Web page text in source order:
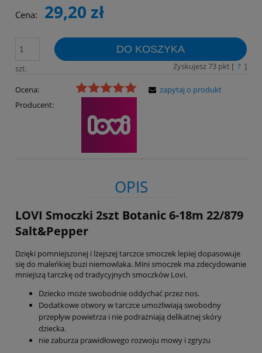
Cena: 29,20 zł
szt.
DO KOSZYKA
Zyskujesz73pkt [ ? ]
Ocena:
Producent:
zapytaj o produkt
OPIS
LOVI Smoczki 2szt Botanic 6-18m 22/879
Salt&Pepper
Dzięki pomniejszonej i lżejszej tarczce smoczek lepiej dopasowuje
się do maleńkiej buzi niemowlaka. Mini smoczek ma zdecydowanie
mniejszą tarczkę od tradycyjnych smoczków Lovi.
Dziecko może swobodnie oddychać przez nos.
Dodatkowe otwory w tarczce umożliwiają swobodny
przepływ powietrza i nie podrażniają delikatnej skóry
dziecka.
nie zaburza prawidłowego rozwoju mowy i zgryzu